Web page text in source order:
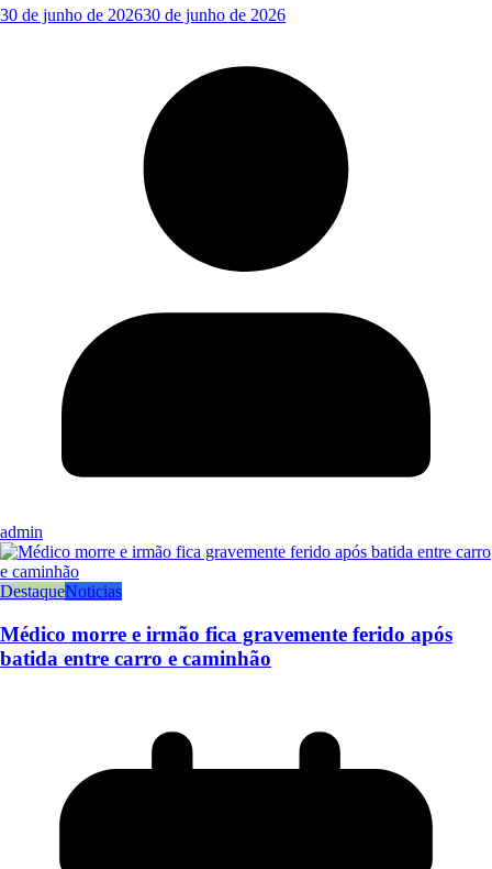
30 de junho de 202630 de junho de 2026
admin
DestaqueNoticias
Médico morre e irmão fica gravemente ferido após
batida entre carro e caminhão